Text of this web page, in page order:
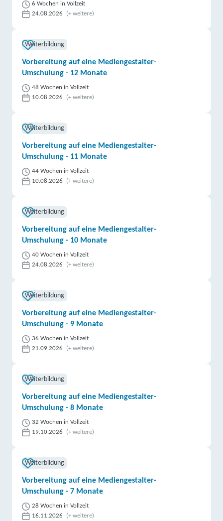
6 Wochen in Vollzeit
24.08.2026
(+ weitere)
Weiterbildung
Vorbereitung auf eine Mediengestalter-
Umschulung - 12 Monate
48 Wochen in Vollzeit
10.08.2026
(+ weitere)
Weiterbildung
Vorbereitung auf eine Mediengestalter-
Umschulung - 11 Monate
44 Wochen in Vollzeit
10.08.2026
(+ weitere)
Weiterbildung
Vorbereitung auf eine Mediengestalter-
Umschulung - 10 Monate
40 Wochen in Vollzeit
24.08.2026
(+ weitere)
Weiterbildung
Vorbereitung auf eine Mediengestalter-
Umschulung - 9 Monate
36 Wochen in Vollzeit
21.09.2026
(+ weitere)
Weiterbildung
Vorbereitung auf eine Mediengestalter-
Umschulung - 8 Monate
32 Wochen in Vollzeit
19.10.2026
(+ weitere)
Weiterbildung
Vorbereitung auf eine Mediengestalter-
Umschulung - 7 Monate
28 Wochen in Vollzeit
16.11.2026
(+ weitere)